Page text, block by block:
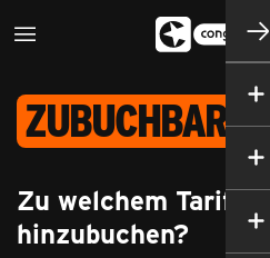
Zubuchbare
Zu welchem Tarif
hinzubuchen?